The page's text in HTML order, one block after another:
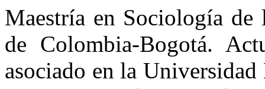
Maestría en Sociología
de Colombia-Bogotá.
asociado en la